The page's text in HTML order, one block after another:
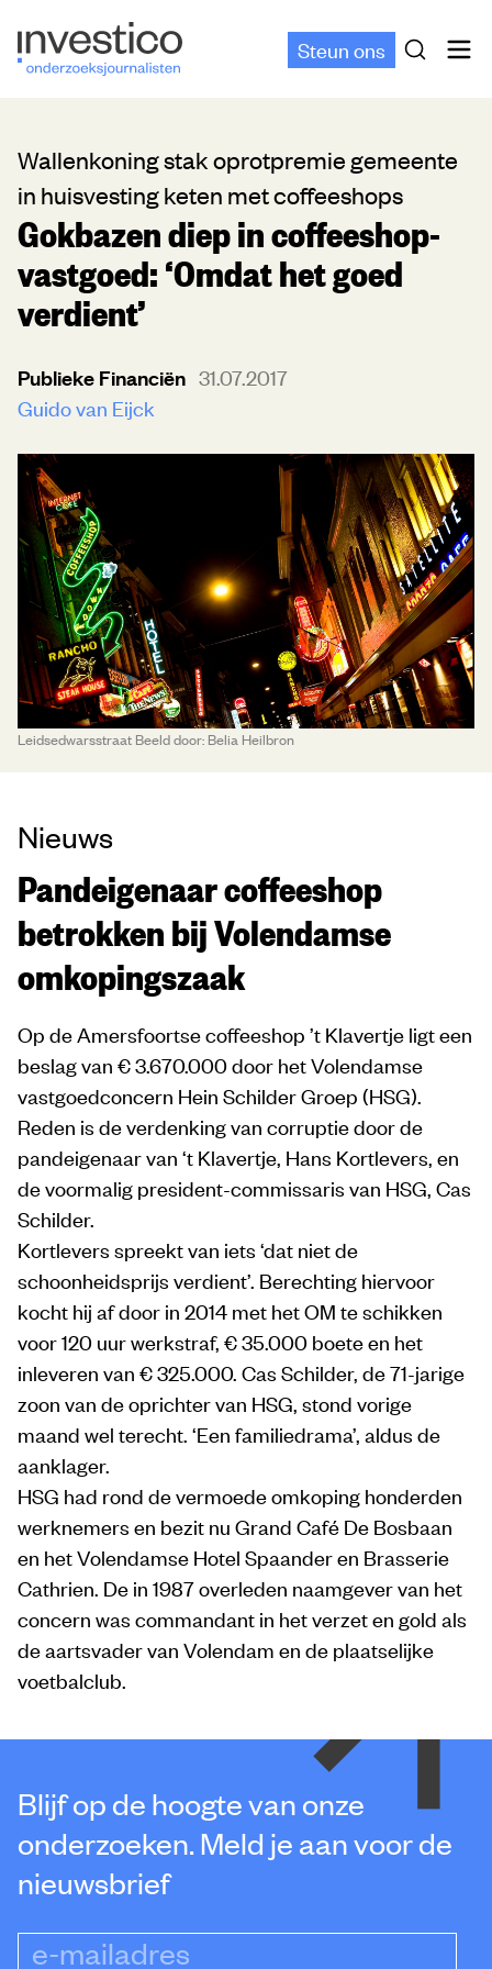
Steun ons
Wallenkoning stak oprotpremie gemeente
in huisvesting keten met coffeeshops
Gokbazen diep in coffeeshop-
vastgoed: ‘Omdat het goed
verdient’
Publieke Financiën 31.07.2017
Guido van Eijck
Leidsedwarsstraat Beeld door: Belia Heilbron
Nieuws
Pandeigenaar coffeeshop
betrokken bij Volendamse
omkopingszaak
Op de Amersfoortse coffeeshop ’t Klavertje ligt een
beslag van € 3.670.000 door het Volendamse
vastgoedconcern Hein Schilder Groep (HSG).
Reden is de verdenking van corruptie door de
pandeigenaar van ‘t Klavertje, Hans Kortlevers, en
de voormalig president-commissaris van HSG, Cas
Schilder.
Kortlevers spreekt van iets ‘dat niet de
schoonheidsprijs verdient’. Berechting hiervoor
kocht hij af door in 2014 met het OM te schikken
voor 120 uur werkstraf, € 35.000 boete en het
inleveren van € 325.000. Cas Schilder, de 71-jarige
zoon van de oprichter van HSG, stond vorige
maand wel terecht. ‘Een familiedrama’, aldus de
aanklager.
HSG had rond de vermoede omkoping honderden
werknemers en bezit nu Grand Café De Bosbaan
en het Volendamse Hotel Spaander en Brasserie
Cathrien. De in 1987 overleden naamgever van het
concern was commandant in het verzet en gold als
de aartsvader van Volendam en de plaatselijke
voetbalclub.
Blijf op de hoogte van onze
onderzoeken. Meld je aan voor de
nieuwsbrief
e-mailadres